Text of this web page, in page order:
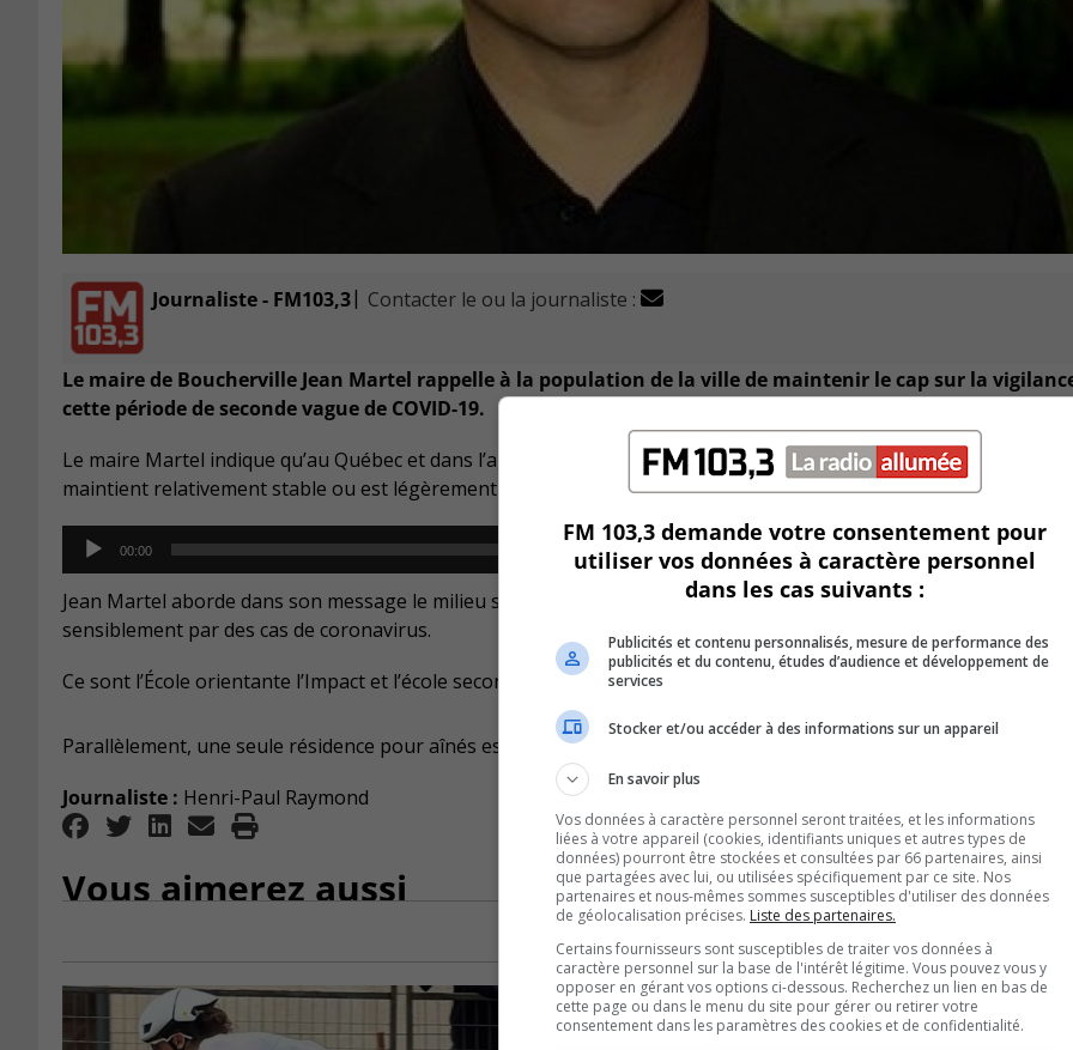
Journaliste - FM103,3| Contacter le ou la journaliste :
Le maire de Boucherville Jean Martel rappelle à la population de la ville de maintenir le cap sur la
cette période de seconde vague de COVID-19.
Le maire Martel indique qu’au Québec et dans l’agglomération de Longueuil le nombre de nouveaux cas positifs
maintient relativement stable ou est légèrement à la hausse.
Audio
Player
00:00
Jean Martel aborde dans son message le milieu scolaire alors que deux écoles de Boucherville sont touchées
sensiblement par des cas de coronavirus.
Ce sont l’École orientante l’Impact et l’école secondaire De Mortagne.
Parallèlement, une seule résidence pour aînés est faiblement touchée par la COVID, c’est l’Harmonie Chartwell.
Journaliste : Henri-Paul Raymond
Vous aimerez aussi
FM 103,3 demande votre consentement pour
utiliser vos données à caractère personnel
dans les cas suivants :
Publicités et contenu personnalisés, mesure de performance des
publicités et du contenu, études d’audience et développement de
services
Stocker et/ou accéder à des informations sur un appareil
En savoir plus
Vos données à caractère personnel seront traitées, et les informations
liées à votre appareil (cookies, identifiants uniques et autres types de
données) pourront être stockées et consultées par 66 partenaires, ainsi
que partagées avec lui, ou utilisées spécifiquement par ce site. Nos
partenaires et nous-mêmes sommes susceptibles d'utiliser des données
de géolocalisation précises. Liste des partenaires.
Certains fournisseurs sont susceptibles de traiter vos données à
caractère personnel sur la base de l'intérêt légitime. Vous pouvez vous y
opposer en gérant vos options ci-dessous. Recherchez un lien en bas de
cette page ou dans le menu du site pour gérer ou retirer votre
consentement dans les paramètres des cookies et de confidentialité.